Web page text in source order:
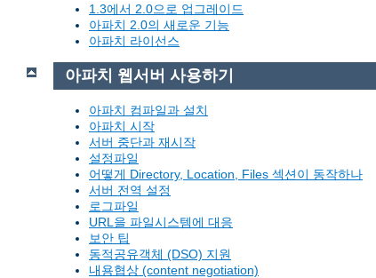
1.3에서 2.0으로 업그레이드
아파치 2.0의 새로운 기능
아파치 라이선스
아파치 웹서버 사용하기
아파치 컴파일과 설치
아파치 시작
서버 중단과 재시작
설정파일
어떻게 Directory, Location, Files 섹션이 동작하나
서버 전역 설정
로그파일
URL을 파일시스템에 대응
보안 팁
동적공유객체 (DSO) 지원
내용협상 (content negotiation)